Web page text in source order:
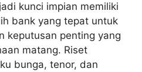
kunci impian memiliki
bank yang tepat untuk
keputusan penting yang
matang. Riset
bunga, tenor, dan